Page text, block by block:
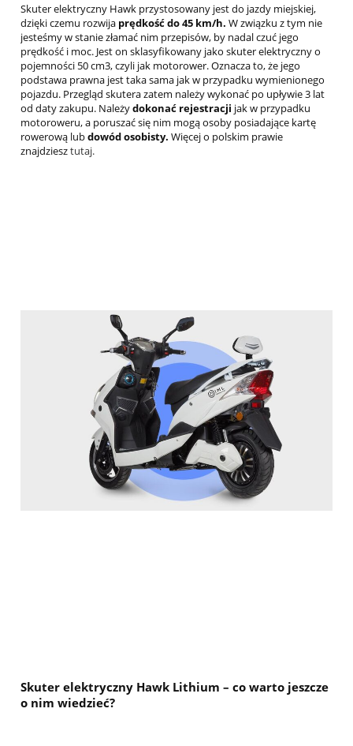
Skuter elektryczny Hawk przystosowany jest do jazdy miejskiej,
dzięki czemu rozwija prędkość do 45 km/h. W związku z tym nie
jesteśmy w stanie złamać nim przepisów, by nadal czuć jego
prędkość i moc. Jest on sklasyfikowany jako skuter elektryczny o
pojemności 50 cm3, czyli jak motorower. Oznacza to, że jego
podstawa prawna jest taka sama jak w przypadku wymienionego
pojazdu. Przegląd skutera zatem należy wykonać po upływie 3 lat
od daty zakupu. Należydokonać rejestracji jak w przypadku
motoroweru, a poruszać się nim mogą osoby posiadające kartę
rowerową lubdowód osobisty. Więcej o polskim prawie
znajdziesztutaj.
Skuter elektryczny Hawk Lithium – co warto jeszcze
o nim wiedzieć?